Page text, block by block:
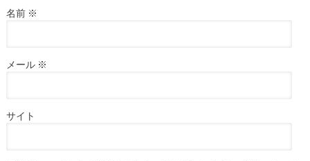
名前 ※
メール ※
サイト